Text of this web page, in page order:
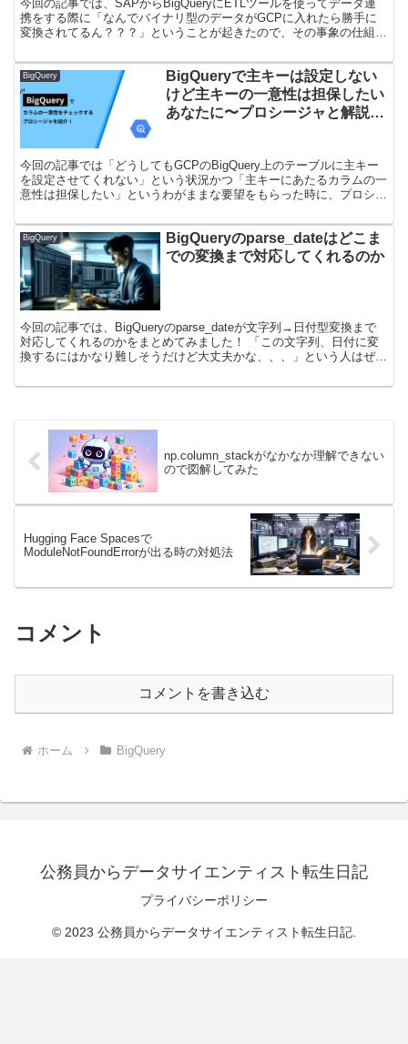
今回の記事では、SAPからBigQueryにETLツールを使ってデータ連
携をする際に「なんでバイナリ型のデータがGCPに入れたら勝手に
変換されてるん？？？」ということが起きたので、その事象の仕組み
タに触れたのが初めてで苦戦したので、同じような疑問にぶち当たっ
た人に届けばいいなと思っております！
BigQuery
BigQueryで主キーは設定しない
けど主キーの一意性は担保したい
あなたに〜プロシージャと解説付
今回の記事では「どうしてもGCPのBigQuery上のテーブルに主キー
を設定させてくれない」という状況かつ「主キーにあたるカラムの一
意性は担保したい」というわがままな要望をもらった時に、プロシー
BigQuery
BigQueryのparse_dateはどこま
での変換まで対応してくれるのか
今回の記事では、BigQueryのparse_dateが文字列→日付型変換まで
対応してくれるのかをまとめてみました！ 「この文字列、日付に変
換するにはかなり難しそうだけど大丈夫かな、、、」という人はぜひ
np.column_stackがなかなか理解できない
ので図解してみた
Hugging Face Spacesで
ModuleNotFoundErrorが出る時の対処法
コメント
コメントを書き込む
ホーム BigQuery
公務員からデータサイエンティスト転生日記
プライバシーポリシー
© 2023 公務員からデータサイエンティスト転生日記.